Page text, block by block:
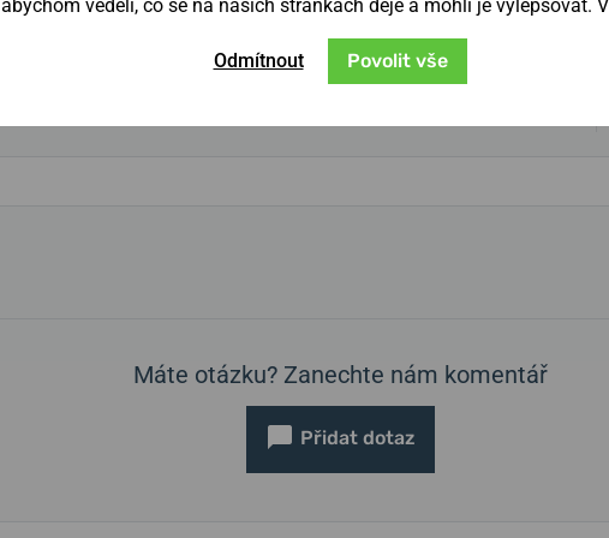
Máte otázku? Zanechte nám komentář
Přidat dotaz
abychom věděli, co se na našich stránkách děje a mohli je vylepšovat.
Odmítnout Povolit vše